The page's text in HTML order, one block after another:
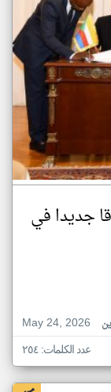
جديدا في
May 24, 2026
عدد الكلمات: ٢٥٤